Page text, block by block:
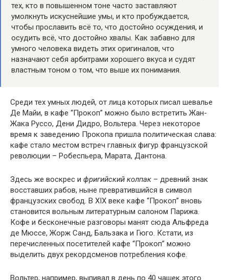
тех, кто в повышенном тоне часто заставляют
умолкнуть искуснейшие умы, и кто пробуждается,
чтобы прославить всё то, что достойно осуждения, и
осудить всё, что достойно хвалы. Как забавно для
умного человека видеть этих оригиналов, что
назначают себя арбитрами хорошего вкуса и судят
властным тоном о том, что выше их понимания.
Среди тех умных людей, от лица которых писал шевалье
Де Майи, в кафе “Прокоп” можно было встретить Жан-
Жака Руссо, Дени Дидро, Вольтера. Через некоторое
время к заведению Прокопа пришла политическая слава:
кафе стало местом встреч главных фигур французской
революции – Робеспьера, Марата, Дантона.
Здесь же воскрес и фригийский колпак – древний знак
восставших рабов, ныне превратившийся в символ
французских свобод. В XIX веке кафе “Прокоп” вновь
становится вольным литературным салоном Парижа.
Кофе и бесконечные разговоры манят сюда Альфреда
де Мюссе, Жорж Санд, Бальзака и Гюго. Кстати, из
перечисленных посетителей кафе “Прокоп” можно
выделить двух рекордсменов потребления кофе.
Вольтер, например, выпивал в день по 40 чашек этого